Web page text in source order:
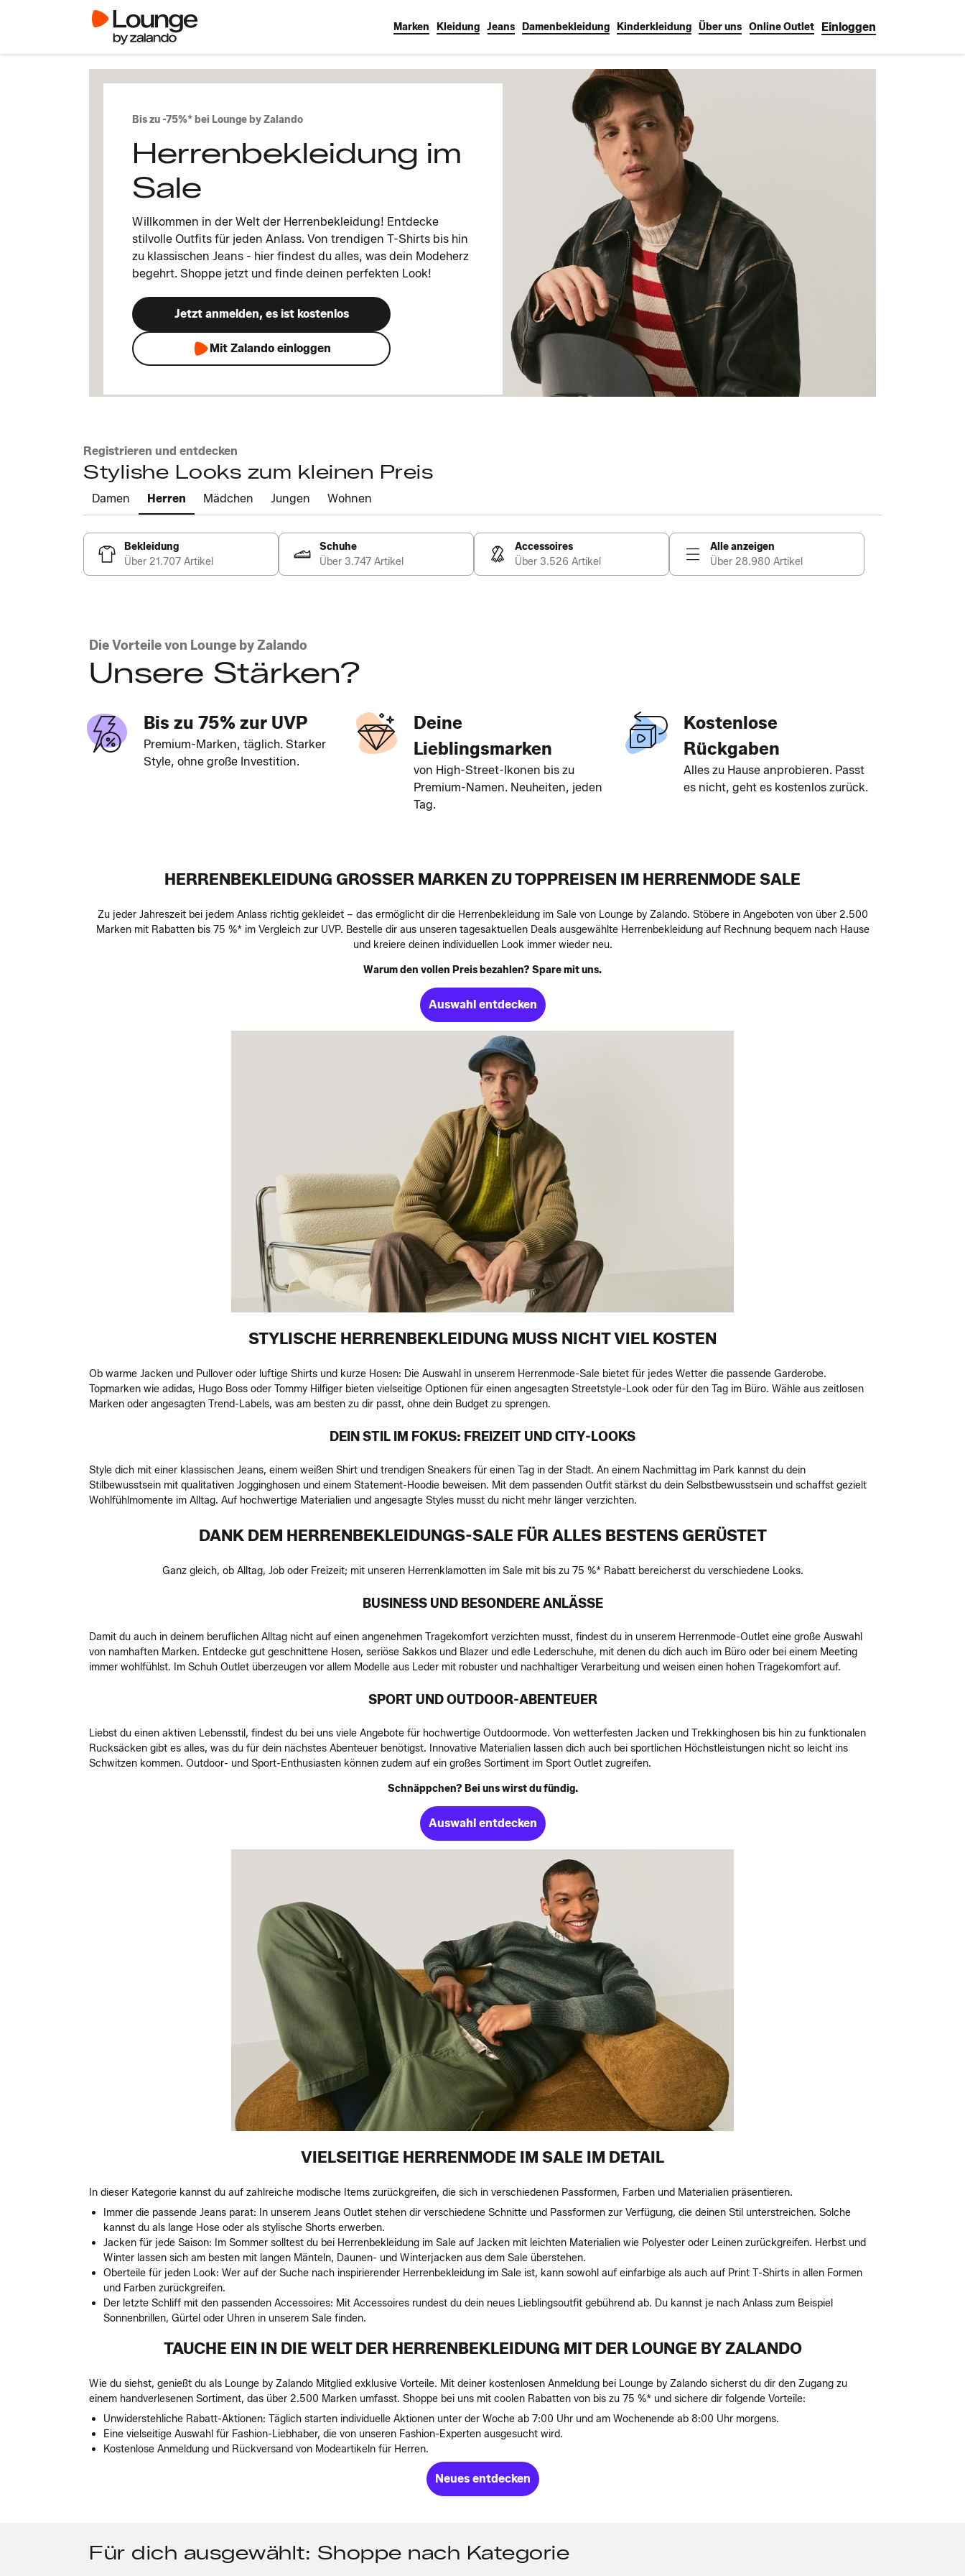
Marken Kleidung Jeans Damenbekleidung Kinderkleidung Über uns Online Outlet Einloggen
Bis zu -75%* bei Lounge by Zalando
Herrenbekleidung im
Sale
Willkommen in der Welt der Herrenbekleidung! Entdecke
stilvolle Outfits für jeden Anlass. Von trendigen T-Shirts bis hin
zu klassischen Jeans - hier findest du alles, was dein Modeherz
begehrt. Shoppe jetzt und finde deinen perfekten Look!
Jetzt anmelden, es ist kostenlos
Mit Zalando einloggen
Registrieren und entdecken
Stylishe Looks zum kleinen Preis
Damen Herren Mädchen Jungen Wohnen
Bekleidung
Über 21.707 Artikel
Schuhe
Über 3.747 Artikel
Accessoires
Über 3.526 Artikel
Alle anzeigen
Über 28.980 Artikel
Die Vorteile von Lounge by Zalando
Unsere Stärken?
Bis zu 75% zur UVP
Premium-Marken, täglich. Starker
Style, ohne große Investition.
Deine
Lieblingsmarken
von High-Street-Ikonen bis zu
Premium-Namen. Neuheiten, jeden
Tag.
Kostenlose
Rückgaben
Alles zu Hause anprobieren. Passt
es nicht, geht es kostenlos zurück.
HERRENBEKLEIDUNG GROSSER MARKEN ZU TOPPREISEN IM HERRENMODE SALE
Zu jeder Jahreszeit bei jedem Anlass richtig gekleidet – das ermöglicht dir die Herrenbekleidung im Sale von Lounge by Zalando. Stöbere in Angeboten von über 2.500
Marken mit Rabatten bis 75 %* im Vergleich zur UVP. Bestelle dir aus unseren tagesaktuellen Deals ausgewählte Herrenbekleidung auf Rechnung bequem nach Hause
und kreiere deinen individuellen Look immer wieder neu.
Warum den vollen Preis bezahlen? Spare mit uns.
Auswahl entdecken
STYLISCHE HERRENBEKLEIDUNG MUSS NICHT VIEL KOSTEN
Ob warme Jacken und Pullover oder luftige Shirts und kurze Hosen: Die Auswahl in unserem Herrenmode-Sale bietet für jedes Wetter die passende Garderobe.
Topmarken wie adidas, Hugo Boss oder Tommy Hilfiger bieten vielseitige Optionen für einen angesagten Streetstyle-Look oder für den Tag im Büro. Wähle aus zeitlosen
Marken oder angesagten Trend-Labels, was am besten zu dir passt, ohne dein Budget zu sprengen.
DEIN STIL IM FOKUS: FREIZEIT UND CITY-LOOKS
Style dich mit einer klassischen Jeans, einem weißen Shirt und trendigen Sneakers für einen Tag in der Stadt. An einem Nachmittag im Park kannst du dein
Stilbewusstsein mit qualitativen Jogginghosen und einem Statement-Hoodie beweisen. Mit dem passenden Outfit stärkst du dein Selbstbewusstsein und schaffst gezielt
Wohlfühlmomente im Alltag. Auf hochwertige Materialien und angesagte Styles musst du nicht mehr länger verzichten.
DANK DEM HERRENBEKLEIDUNGS-SALE FÜR ALLES BESTENS GERÜSTET
Ganz gleich, ob Alltag, Job oder Freizeit; mit unseren Herrenklamotten im Sale mit bis zu 75 %* Rabatt bereicherst du verschiedene Looks.
BUSINESS UND BESONDERE ANLÄSSE
Damit du auch in deinem beruflichen Alltag nicht auf einen angenehmen Tragekomfort verzichten musst, findest du in unserem Herrenmode-Outlet eine große Auswahl
von namhaften Marken. Entdecke gut geschnittene Hosen, seriöse Sakkos und Blazer und edle Lederschuhe, mit denen du dich auch im Büro oder bei einem Meeting
immer wohlfühlst. Im Schuh Outlet überzeugen vor allem Modelle aus Leder mit robuster und nachhaltiger Verarbeitung und weisen einen hohen Tragekomfort auf.
SPORT UND OUTDOOR-ABENTEUER
Liebst du einen aktiven Lebensstil, findest du bei uns viele Angebote für hochwertige Outdoormode. Von wetterfesten Jacken und Trekkinghosen bis hin zu funktionalen
Rucksäcken gibt es alles, was du für dein nächstes Abenteuer benötigst. Innovative Materialien lassen dich auch bei sportlichen Höchstleistungen nicht so leicht ins
Schwitzen kommen. Outdoor- und Sport-Enthusiasten können zudem auf ein großes Sortiment im Sport Outlet zugreifen.
Schnäppchen? Bei uns wirst du fündig.
Auswahl entdecken
VIELSEITIGE HERRENMODE IM SALE IM DETAIL
In dieser Kategorie kannst du auf zahlreiche modische Items zurückgreifen, die sich in verschiedenen Passformen, Farben und Materialien präsentieren.
Immer die passende Jeans parat: In unserem Jeans Outlet stehen dir verschiedene Schnitte und Passformen zur Verfügung, die deinen Stil unterstreichen. Solche
kannst du als lange Hose oder als stylische Shorts erwerben.
Jacken für jede Saison: Im Sommer solltest du bei Herrenbekleidung im Sale auf Jacken mit leichten Materialien wie Polyester oder Leinen zurückgreifen. Herbst und
Winter lassen sich am besten mit langen Mänteln, Daunen- und Winterjacken aus dem Sale überstehen.
Oberteile für jeden Look: Wer auf der Suche nach inspirierender Herrenbekleidung im Sale ist, kann sowohl auf einfarbige als auch auf Print T-Shirts in allen Formen
und Farben zurückgreifen.
Der letzte Schliff mit den passenden Accessoires: Mit Accessoires rundest du dein neues Lieblingsoutfit gebührend ab. Du kannst je nach Anlass zum Beispiel
Sonnenbrillen, Gürtel oder Uhren in unserem Sale finden.
TAUCHE EIN IN DIE WELT DER HERRENBEKLEIDUNG MIT DER LOUNGE BY ZALANDO
Wie du siehst, genießt du als Lounge by Zalando Mitglied exklusive Vorteile. Mit deiner kostenlosen Anmeldung bei Lounge by Zalando sicherst du dir den Zugang zu
einem handverlesenen Sortiment, das über 2.500 Marken umfasst. Shoppe bei uns mit coolen Rabatten von bis zu 75 %* und sichere dir folgende Vorteile:
Unwiderstehliche Rabatt-Aktionen: Täglich starten individuelle Aktionen unter der Woche ab 7:00 Uhr und am Wochenende ab 8:00 Uhr morgens.
Eine vielseitige Auswahl für Fashion-Liebhaber, die von unseren Fashion-Experten ausgesucht wird.
Kostenlose Anmeldung und Rückversand von Modeartikeln für Herren.
Neues entdecken
Für dich ausgewählt: Shoppe nach Kategorie